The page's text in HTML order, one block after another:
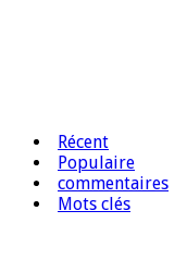
Récent
Populaire
commentaires
Mots clés